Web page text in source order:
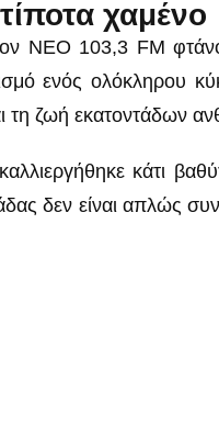
χαμένο
ΝΕΟ 103,3 FM
ενός ολόκληρου
τη ζωή εκατοντάδων
κάτι
δεν είναι απλώς